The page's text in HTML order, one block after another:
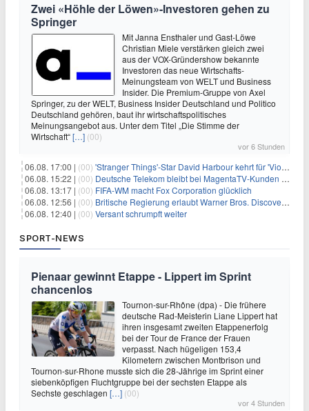
Zwei «Höhle der Löwen»-Investoren gehen zu
Springer
Mit Janna Ensthaler und Gast-Löwe
Christian Miele verstärken gleich zwei
aus der VOX-Gründershow bekannte
Investoren das neue Wirtschafts-
Meinungsteam von WELT und Business
Insider. Die Premium-Gruppe von Axel
Springer, zu der WELT, Business Insider Deutschland und Politico
Deutschland gehören, baut ihr wirtschaftspolitisches
Meinungsangebot aus. Unter dem Titel „Die Stimme der
Wirtschaft“[…] (00)
vor 6 Stunden
06.08. 17:00 | (00) 'Stranger Things'-Star David Harbour kehrt für 'Violent Night 2' zurück – Kristen Bell stößt zur Besetzung
06.08. 15:22 | (00) Deutsche Telekom bleibt bei MagentaTV-Kunden vage
06.08. 13:17 | (00) FIFA-WM macht Fox Corporation glücklich
06.08. 12:56 | (00) Britische Regierung erlaubt Warner Bros. Discovery-Übernahme
06.08. 12:40 | (00) Versant schrumpft weiter
SPORT-NEWS
Pienaar gewinnt Etappe - Lippert im Sprint
chancenlos
Tournon-sur-Rhône (dpa) - Die frühere
deutsche Rad-Meisterin Liane Lippert hat
ihren insgesamt zweiten Etappenerfolg
bei der Tour de France der Frauen
verpasst. Nach hügeligen 153,4
Kilometern zwischen Montbrison und
Tournon-sur-Rhone musste sich die 28-Jährige im Sprint einer
siebenköpfigen Fluchtgruppe bei der sechsten Etappe als
Sechste geschlagen […] (00)
vor 4 Stunden